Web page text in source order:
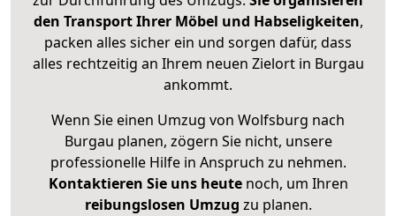
den Transport Ihrer Möbel und Habseligkeiten,
packen alles sicher ein und sorgen dafür, dass
alles rechtzeitig an Ihrem neuen Zielort in Burgau
ankommt.
Wenn Sie einen Umzug von Wolfsburg nach
Burgau planen, zögern Sie nicht, unsere
professionelle Hilfe in Anspruch zu nehmen.
Kontaktieren Sie uns heutenoch, um Ihren
reibungslosen Umzug zu planen.